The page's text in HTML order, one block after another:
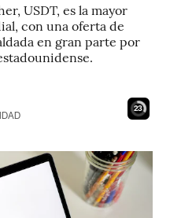
USDT, es la mayor
con una oferta de
en gran parte por
22